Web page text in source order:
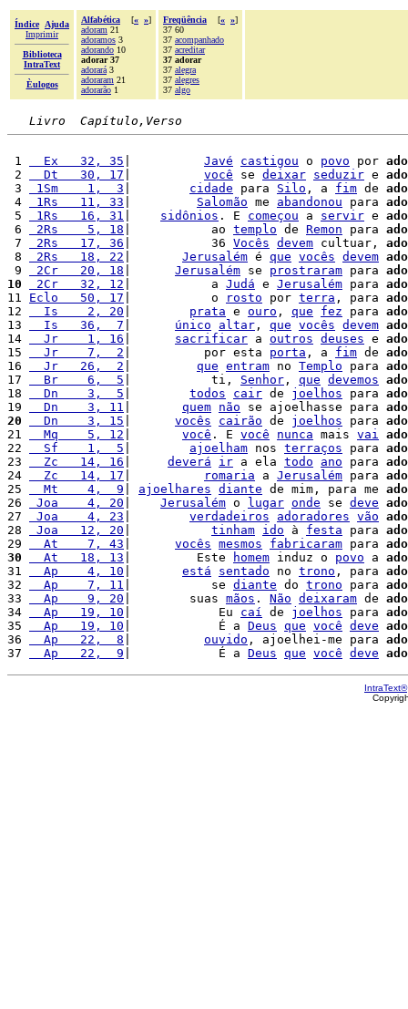
Índice
Ajuda
Imprimir
Biblioteca
IntraText
Èulogos
Alfabética [« »]
adoram 21
adoramos 3
adorando 10
adorar 37
adorará 3
adoraram 21
adorarão 1
Freqüência [« »]
37 60
37 acompanhado
37 acreditar
37 adorar
37 alegra
37 alegres
37 algo
Livro  Capítulo,Verso
1
  Ex   32, 35
Javé castigou o povo por
2
  Dt   30, 17
você se deixar seduzir e
3
1Sm    1,  3 cidade para Silo , a fim de
4
1Rs   11, 33 Salomão me abandonou para
5
1Rs   16, 31 sidônios . E começou a servir e
6
2Rs    5, 18 |           ao templo de Remon para
7
2Rs   17, 36 |           36 Vocês devem cultuar,
8
2Rs   18, 22 Jerusalém é que vocês devem
9
2Cr   20, 18 Jerusalém se prostraram para
10
2Cr   32, 12 |           a Judá e Jerusalém para
11 Eclo   50, 17 |           o rosto por terra , para
12
  Is    2, 20
prata e ouro , que fez para
13
  Is   36,  7
único altar , que vocês devem
14
  Jr    1, 16
sacrificar a outros deuses e
15
  Jr    7,  2
|          por esta porta , a fim de
16
  Jr   26,  2
que entram no Templo para
17
  Br    6,  5
|           ti, Senhor , que devemos
18
  Dn    3,  5
todos cair de joelhos para
19
  Dn    3, 11
quem não se ajoelhasse para
20
  Dn    3, 15
vocês cairão de joelhos para
21
  Mq    5, 12
você . E você nunca mais vai
22
  Sf    1,  5
ajoelham nos terraços para
23
  Zc   14, 16
deverá ir a ela todo ano para
24
  Zc   14, 17
romaria a Jerusalém para
25
  Mt    4,  9
ajoelhares diante de mim, para me
26
Joa    4, 20 Jerusalém o lugar onde se deve
27
Joa    4, 23 verdadeiros adoradores vão
28
Joa   12, 20 tinham ido à festa para
29
  At    7, 43
vocês mesmos fabricaram para
30
  At   18, 13
|         Este homem induz o povo a
31
  Ap    4, 10
está sentado no trono , para
32
  Ap    7, 11
|           se diante do trono para
33
  Ap    9, 20
|        suas mãos . Não deixaram de
34
  Ap   19, 10
|            Eu caí de joelhos para
35
  Ap   19, 10
|            É a Deus que você deve
36
  Ap   22,  8
ouvido , ajoelhei-me para
37
  Ap   22,  9
|            É a Deus que você deve
IntraText®